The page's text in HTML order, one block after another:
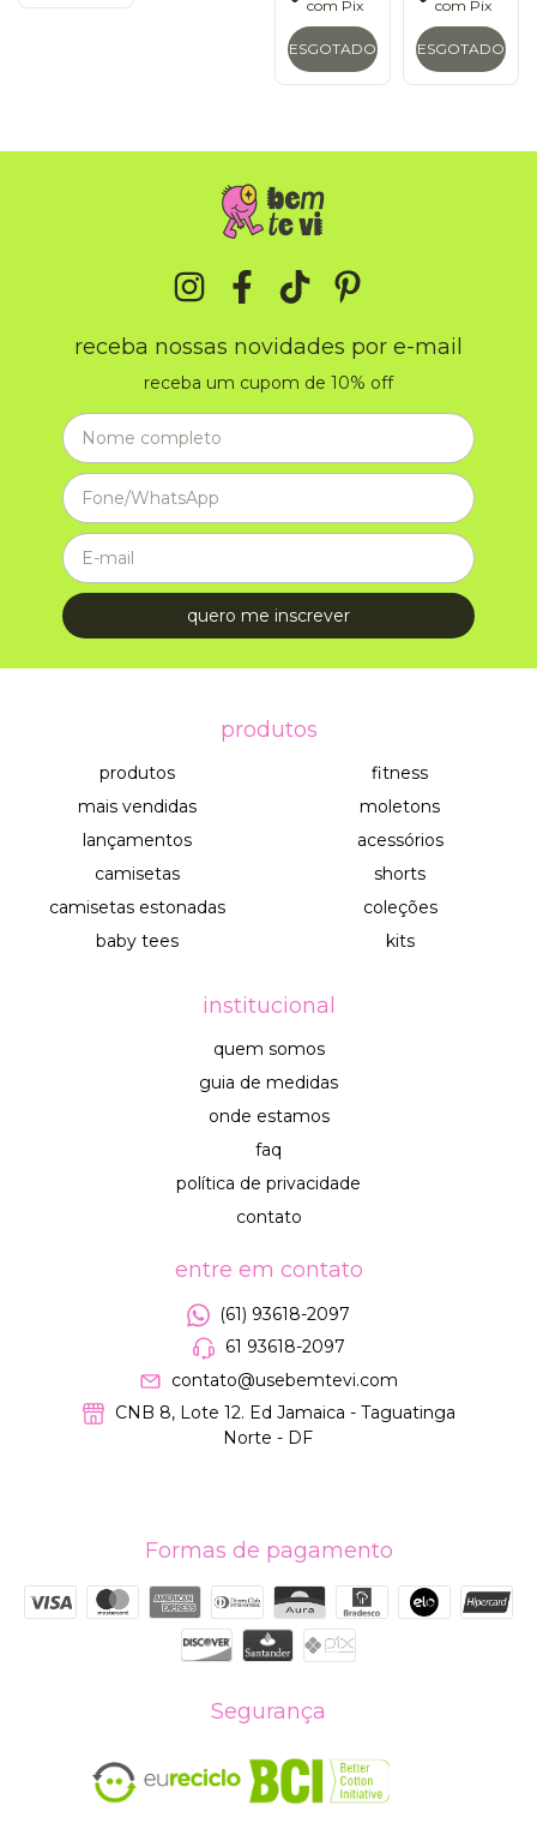
com Pix
ESGOTADO
com Pix
ESGOTADO
receba nossas novidades por e-mail
receba um cupom de 10% off
produtos
produtos
mais vendidas
lançamentos
camisetas
camisetas estonadas
baby tees
fitness
moletons
acessórios
shorts
coleções
kits
institucional
quem somos
guia de medidas
onde estamos
faq
política de privacidade
contato
entre em contato
(61) 93618-2097
61 93618-2097
contato@usebemtevi.com
CNB 8, Lote 12. Ed Jamaica - Taguatinga
Norte - DF
Formas de pagamento
Segurança